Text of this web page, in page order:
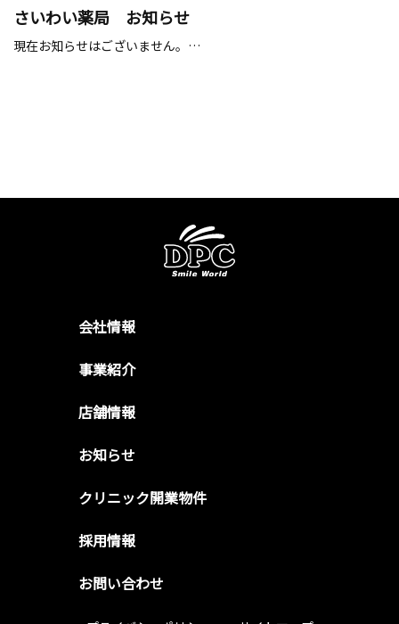
さいわい薬局 お知らせ
現在お知らせはございません。…
会社情報
事業紹介
店舗情報
お知らせ
クリニック開業物件
採用情報
お問い合わせ